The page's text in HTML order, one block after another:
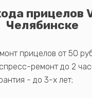
прицелов
Челябинске
прицелов от 50
ремонт до 2
- до 3-х лет;